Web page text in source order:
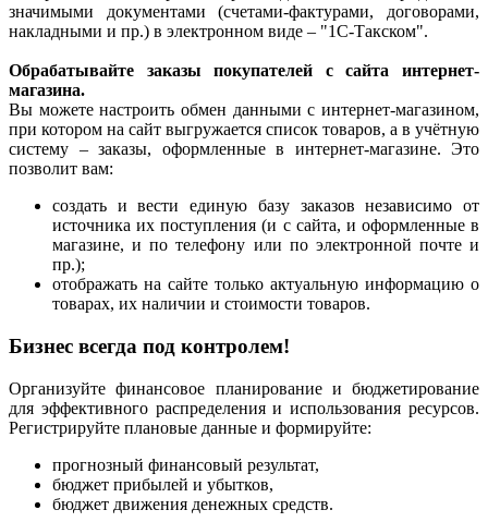
значимыми документами (счетами-фактурами, договорами,
накладными и пр.) в электронном виде – "1С-Такском".
Обрабатывайте заказы покупателей с сайта интернет-
магазина.
Вы можете настроить обмен данными с интернет-магазином,
при котором на сайт выгружается список товаров, а в учётную
систему – заказы, оформленные в интернет-магазине. Это
позволит вам:
создать и вести единую базу заказов независимо от
источника их поступления (и с сайта, и оформленные в
магазине, и по телефону или по электронной почте и
пр.);
отображать на сайте только актуальную информацию о
товарах, их наличии и стоимости товаров.
Бизнес всегда под контролем!
Организуйте финансовое планирование и бюджетирование
для эффективного распределения и использования ресурсов.
Регистрируйте плановые данные и формируйте:
прогнозный финансовый результат,
бюджет прибылей и убытков,
бюджет движения денежных средств.